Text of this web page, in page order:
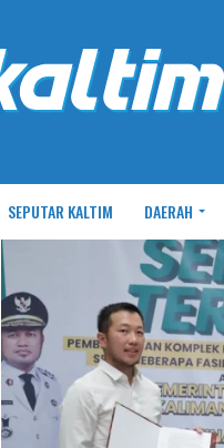
SEPUTAR KALTIM DAERAH